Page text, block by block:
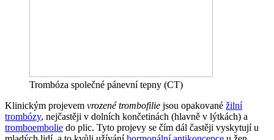
Trombóza společné pánevní tepny (CT)
Klinickým projevem vrozené trombofilie jsou opakované žilní
trombózy, nejčastěji v dolních končetinách (hlavně v lýtkách) a
tromboembolie do plic. Tyto projevy se čím dál častěji vyskytují u